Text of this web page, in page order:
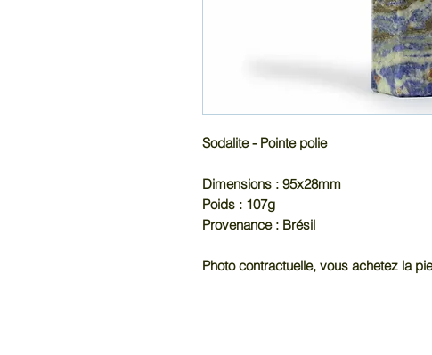
Sodalite - Pointe polie
Dimensions : 95x28mm
Poids : 107g
Provenance : Brésil
Photo contractuelle, vous achetez la